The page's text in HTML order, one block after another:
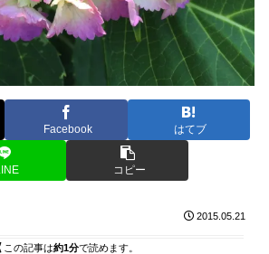
Facebook はてブ
コピー
2015.05.21
この記事は約1分で読めます。